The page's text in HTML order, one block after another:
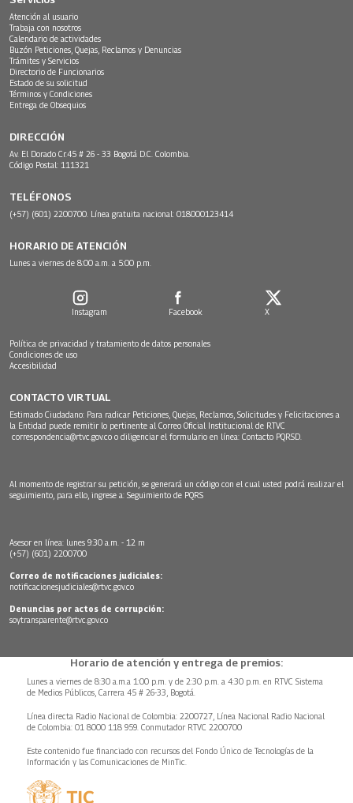
Atención al usuario
Trabaja con nosotros
Calendario de actividades
Buzón Peticiones, Quejas, Reclamos y Denuncias
Trámites y Servicios
Directorio de Funcionarios
Estado de su solicitud
Términos y Condiciones
Entrega de Obsequios
DIRECCIÓN
Av. El Dorado Cr.45 # 26 - 33 Bogotá D.C. Colombia.
Código Postal: 111321
TELÉFONOS
(+57) (601) 2200700. Línea gratuita nacional: 018000123414
HORARIO DE ATENCIÓN
Lunes a viernes de 8:00 a.m. a 5:00 p.m.
Instagram Facebook X
Política de privacidad y tratamiento de datos personales
Condiciones de uso
Accesibilidad
CONTACTO VIRTUAL
Estimado Ciudadano: Para radicar Peticiones, Quejas, Reclamos, Solicitudes y Felicitaciones a
la Entidad puede remitir lo pertinente al Correo Oficial Institucional de RTVC
correspondencia@rtvc.gov.co o diligenciar el formulario en línea: Contacto PQRSD.
Al momento de registrar su petición, se generará un código con el cual usted podrá realizar el
seguimiento, para ello, ingrese a: Seguimiento de PQRS
Asesor en línea: lunes 9:30 a.m. - 12 m
(+57) (601) 2200700
Correo de notificaciones judiciales:
notificacionesjudiciales@rtvc.gov.co
Denuncias por actos de corrupción:
soytransparente@rtvc.gov.co
Horario de atención y entrega de premios:
Lunes a viernes de 8:30 a.m.a 1:00 p.m. y de 2:30 p.m. a 4:30 p.m. en RTVC Sistema
de Medios Públicos, Carrera 45 # 26-33, Bogotá.
Línea directa Radio Nacional de Colombia: 2200727, Línea Nacional Radio Nacional
de Colombia: 01 8000 118 959. Conmutador RTVC 2200700
Este contenido fue financiado con recursos del Fondo Único de Tecnologías de la
Información y las Comunicaciones de MinTic.